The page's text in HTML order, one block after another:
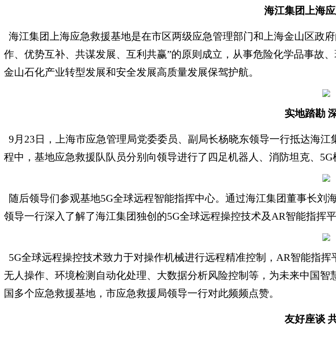
海江集团上海
海江集团上海应急救援基地是在市区两级应急管理部门和上海金山区政
作、优势互补、共谋发展、互利共赢”的原则成立，从事危险化学品事故
金山石化产业转型发展和安全发展高质量发展保驾护航。
实地踏勘
9月23日，上海市应急管理局党委委员、副局长杨晓东领导一行抵达海
程中，基地应急救援队队员分别向领导进行了四足机器人、消防坦克、5G
随后领导们参观基地5G全球远程智能指挥中心。通过海江集团董事长刘
领导一行深入了解了海江集团独创的5G全球远程操控技术及AR智能指挥平
5G全球远程操控技术致力于对操作机械进行远程精准控制，AR智能指
无人操作、环境检测自动化处理、大数据分析风险控制等，为未来中国
国多个应急救援基地，市应急救援局领导一行对此频频点赞。
友好座谈